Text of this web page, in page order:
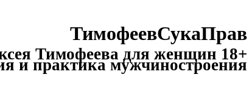
ТимофеевСукаПрав
Тимофеева для женщин 18+
и практика мужчиностроения